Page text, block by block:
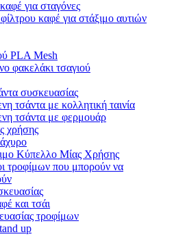
για σταγόνες
καφέ για στάξιμο αυτιών
PLA Mesh
φακελάκι τσαγιού
συσκευασίας
τσάντα με κολλητική ταινία
τσάντα με φερμουάρ
χρήσης
Κύπελλο Μίας Χρήσης
τροφίμων που μπορούν να
και τσάι
τροφίμων
up